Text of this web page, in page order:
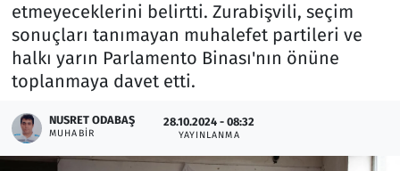
etmeyeceklerini belirtti. Zurabişvili, seçim
sonuçları tanımayan muhalefet partileri ve
halkı yarın Parlamento Binası'nın önüne
toplanmaya davet etti.
NUSRET ODABAŞ
MUHABIR
28.10.2024 - 08:32
YAYINLANMA
Otomobil
Oyun
Ramazan
Resmi İlanlar